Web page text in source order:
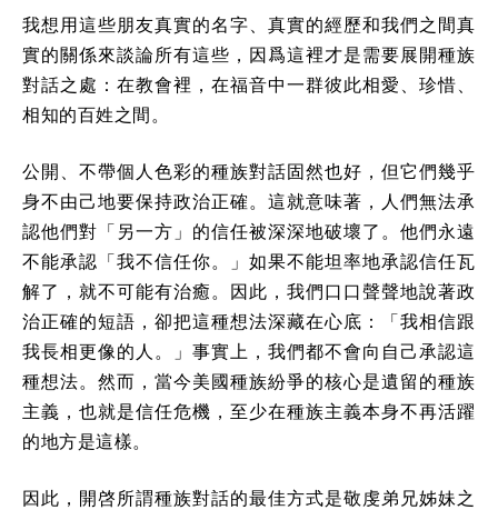
我想用這些朋友真實的名字、真實的經歷和我們之間真
實的關係來談論所有這些，因爲這裡才是需要展開種族
對話之處：在教會裡，在福音中一群彼此相愛、珍惜、
相知的百姓之間。
公開、不帶個人色彩的種族對話固然也好，但它們幾乎
身不由己地要保持政治正確。這就意味著，人們無法承
認他們對「另一方」的信任被深深地破壞了。他們永遠
不能承認「我不信任你。」如果不能坦率地承認信任瓦
解了，就不可能有治癒。因此，我們口口聲聲地說著政
治正確的短語，卻把這種想法深藏在心底：「我相信跟
我長相更像的人。」事實上，我們都不會向自己承認這
種想法。然而，當今美國種族紛爭的核心是遺留的種族
主義，也就是信任危機，至少在種族主義本身不再活躍
的地方是這樣。
因此，開啓所謂種族對話的最佳方式是敬虔弟兄姊妹之